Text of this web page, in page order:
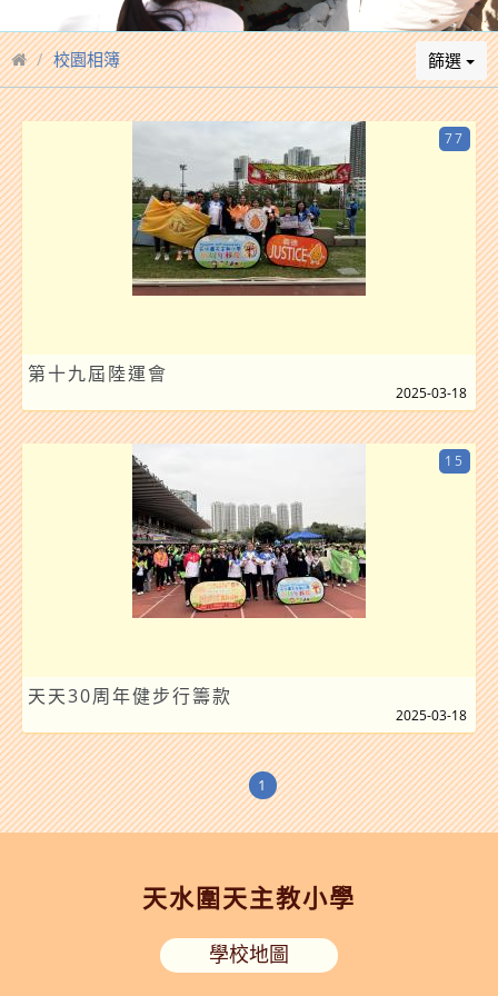
校園相簿 篩選
第十九屆陸運會
77
2025-03-18
天天30周年健步行籌款
15
2025-03-18
1
天水圍天主教小學
學校地圖